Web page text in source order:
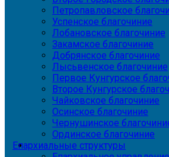
Петропавловское
Успенское благочиние
Лобановское благочиние
Закамское благочиние
Добрянское благочиние
Лысьвенское благочиние
Первое Кунгурское
Второе Кунгурское
Чайковское благочиние
Осинское благочиние
Чернушинское
Ординское благочиние
Епархиальные структуры